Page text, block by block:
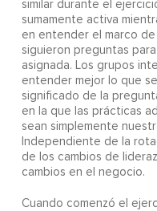
similar durante el
sumamente activa
en entender el marco
siguieron preguntas
asignada. Los grupos
entender mejor lo que
significado de la
en la que las prácticas
sean simplemente
Independiente de la
de los cambios de
cambios en el negocio.
Cuando comenzó el